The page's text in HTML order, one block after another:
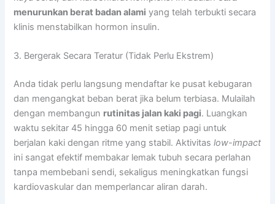
menurunkan berat badan alami yang telah terbukti secara
klinis menstabilkan hormon insulin.
3. Bergerak Secara Teratur (Tidak Perlu Ekstrem)
Anda tidak perlu langsung mendaftar ke pusat kebugaran
dan mengangkat beban berat jika belum terbiasa. Mulailah
dengan membangun rutinitas jalan kaki pagi. Luangkan
waktu sekitar 45 hingga 60 menit setiap pagi untuk
berjalan kaki dengan ritme yang stabil. Aktivitaslow-impact
ini sangat efektif membakar lemak tubuh secara perlahan
tanpa membebani sendi, sekaligus meningkatkan fungsi
kardiovaskular dan memperlancar aliran darah.